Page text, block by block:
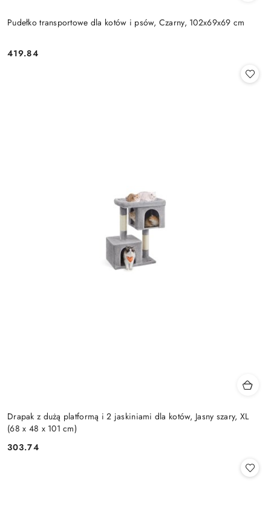
Pudełko transportowe dla kotów i psów, Czarny, 102x69x69 cm
Cena:
419.84
Drapak z dużą platformą i 2 jaskiniami dla kotów, Jasny szary, XL
(68 x 48 x 101 cm)
Cena:
303.74